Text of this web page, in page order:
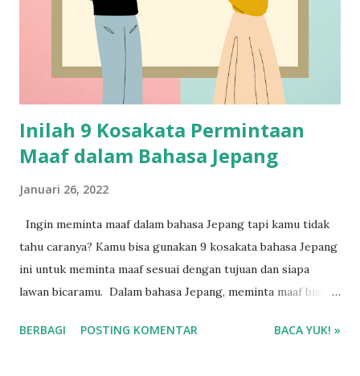
Inilah 9 Kosakata Permintaan
Maaf dalam Bahasa Jepang
Januari 26, 2022
Ingin meminta maaf dalam bahasa Jepang tapi kamu tidak
tahu caranya? Kamu bisa gunakan 9 kosakata bahasa Jepang
ini untuk meminta maaf sesuai dengan tujuan dan siapa
lawan bicaramu. Dalam bahasa Jepang, meminta maaf bisa
formal maupun informal.
BERBAGI POSTING KOMENTAR BACA YUK! »